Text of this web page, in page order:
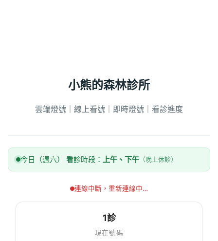
小熊的森林診所
雲端燈號｜線上看號｜即時燈號｜看診進度
今日（週六） 看診時段： 上午、下午 （晚上休診）
連線中斷，重新連線中…
1診
現在號碼